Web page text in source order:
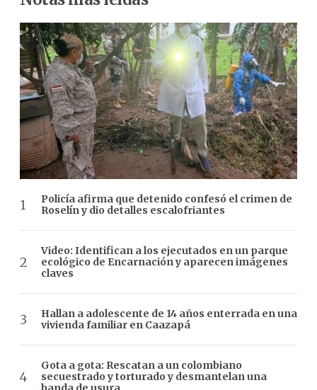
Policía afirma que detenido confesó el crimen de
Roselín y dio detalles escalofriantes
Video: Identifican a los ejecutados en un parque
ecológico de Encarnación y aparecen imágenes
claves
Hallan a adolescente de 14 años enterrada en una
vivienda familiar en Caazapá
Gota a gota: Rescatan a un colombiano
secuestrado y torturado y desmantelan una